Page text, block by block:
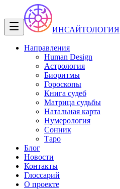
ИНСАЙТОЛОГИЯ
Направления
Human Design
Астрология
Биоритмы
Гороскопы
Книга судеб
Матрица судьбы
Натальная карта
Нумерология
Сонник
Таро
Блог
Новости
Контакты
Глоссарий
О проекте